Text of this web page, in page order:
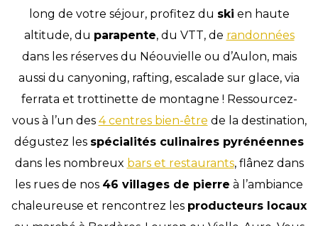
long de votre séjour, profitez du ski en haute
altitude, du parapente, du VTT, de randonnées
dans les réserves du Néouvielle ou d’Aulon, mais
aussi du canyoning, rafting, escalade sur glace, via
ferrata et trottinette de montagne ! Ressourcez-
vous à l’un des 4 centres bien-être de la destination,
dégustez les spécialités culinaires pyrénéennes
dans les nombreux bars et restaurants, flânez dans
les rues de nos 46 villages de pierre à l’ambiance
chaleureuse et rencontrez les producteurs locaux